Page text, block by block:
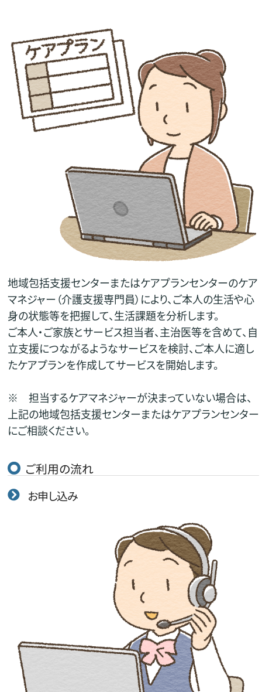
地域包括支援センターまたはケアプランセンターのケア
マネジャー（介護支援専門員）により、ご本人の生活や心
身の状態等を把握して、生活課題を分析します。
ご本人・ご家族とサービス担当者、主治医等を含めて、自
立支援につながるようなサービスを検討、ご本人に適し
たケアプランを作成してサービスを開始します。
※ 担当するケアマネジャーが決まっていない場合は、
上記の地域包括支援センターまたはケアプランセンター
にご相談ください。
ご利用の流れ
お申し込み